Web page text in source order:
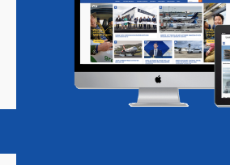
Magazine Podcasts